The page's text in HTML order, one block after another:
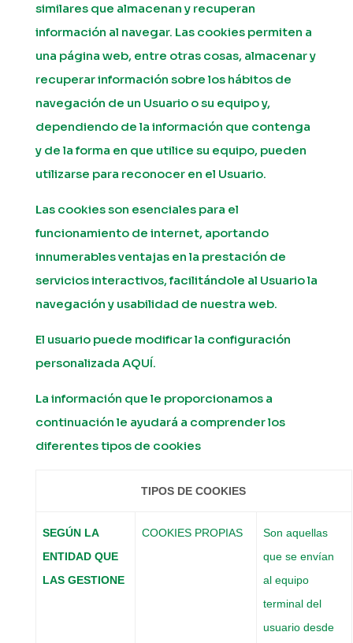
similares que almacenan y recuperan
información al navegar. Las cookies permiten a
una página web, entre otras cosas, almacenar y
recuperar información sobre los hábitos de
navegación de un Usuario o su equipo y,
dependiendo de la información que contenga
y de la forma en que utilice su equipo, pueden
utilizarse para reconocer en el Usuario.
Las cookies son esenciales para el
funcionamiento de internet, aportando
innumerables ventajas en la prestación de
servicios interactivos, facilitándole al Usuario la
navegación y usabilidad de nuestra web.
El usuario puede modificar la configuración
personalizada AQUÍ.
La información que le proporcionamos a
continuación le ayudará a comprender los
diferentes tipos de cookies
TIPOS DE COOKIES
SEGÚN LA
ENTIDAD QUE
LAS GESTIONE
COOKIES PROPIAS
Son aquellas
que se envían
al equipo
terminal del
usuario desde